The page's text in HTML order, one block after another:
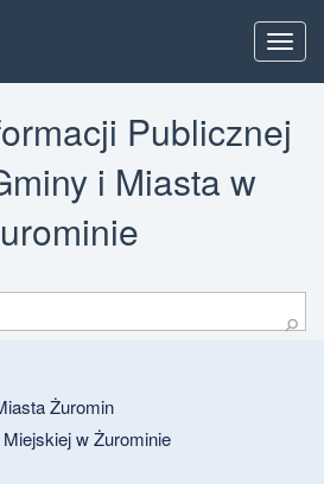
Menu
Publicznej
i Miasta w
⚲
Żuromin
w Żurominie